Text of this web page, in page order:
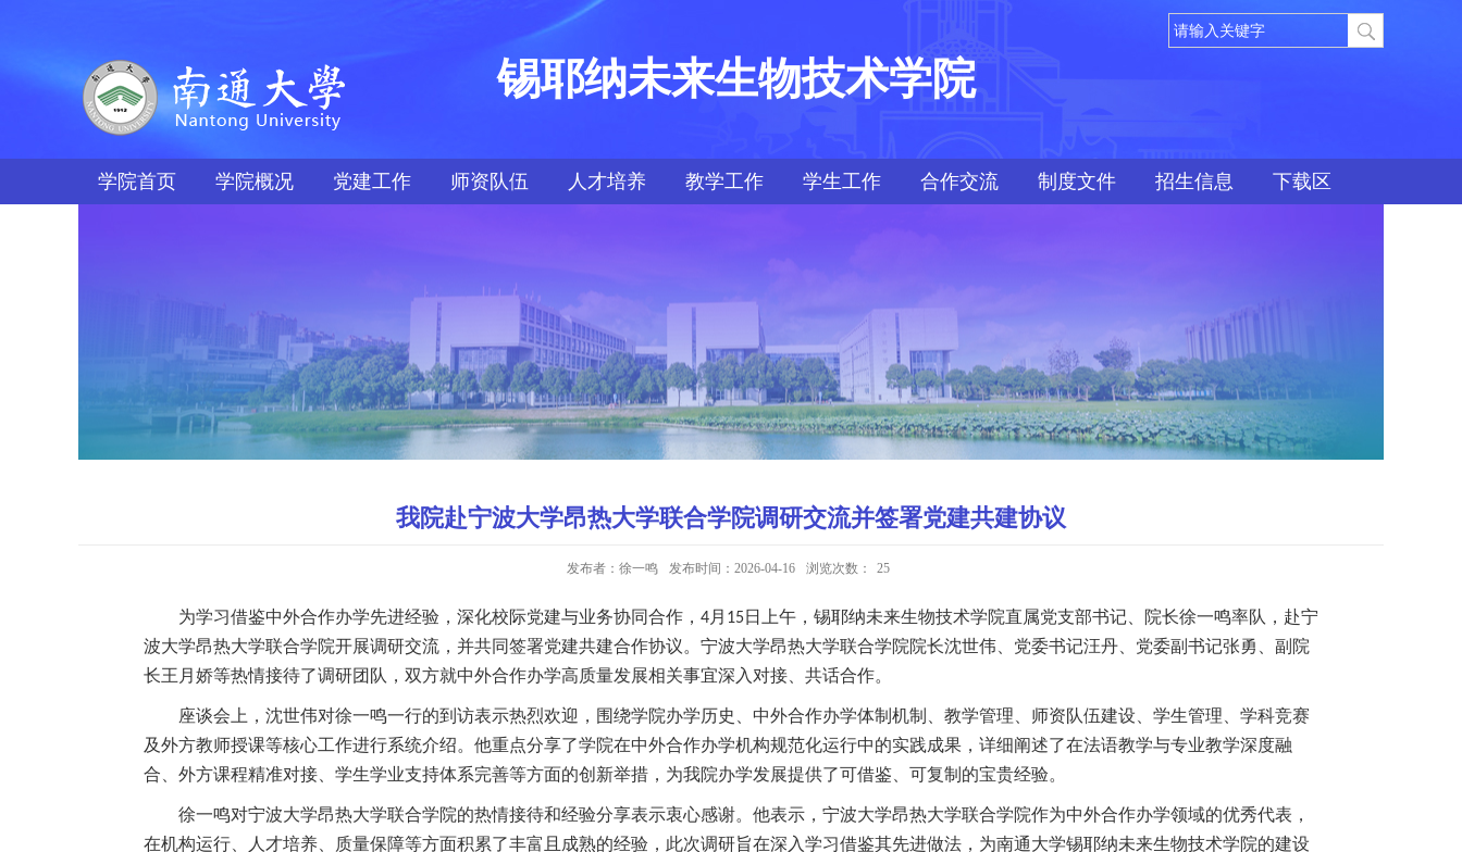
锡耶纳未来生物技术学院
学院首页 学院概况 党建工作 师资队伍 人才培养 教学工作 学生工作 合作交流 制度文件 招生信息 下载区
我院赴宁波大学昂热大学联合学院调研交流并签署党建共建协议
发布者：徐一鸣 发布时间：2026-04-16 浏览次数： 25
为学习借鉴中外合作办学先进经验，深化校际党建与业务协同合作， 4月 15日上午，锡耶纳未来生物技术学院直属党支部书记、院长徐一鸣率队，赴宁
波大学昂热大学联合学院开展调研交流，并共同签署党建共建合作协议。宁波大学昂热大学联合学院院长沈世伟、党委书记汪丹、党委副书记张勇、副院
长王月娇等热情接待了调研团队 ，双方就中外合作办学高质量发展相关事宜深入对接、共话合作。
座谈会上，沈世伟对徐一鸣一行的到访表示热烈欢迎，围绕学院办学历史、中外合作办学体制机制、教学管理、师资队伍建设、学生管理、学科竞赛
及外方教师授课等核心工作进行系统介绍。他重点分享了学院在中外合作办学机构规范化运行中的实践成果，详细阐述了在法语教学与专业教学深度融
合、外方课程精准对接、学生学业支持体系完善等方面的创新举措，为我院办学发展提供了可借鉴、可复制的宝贵经验。
徐一鸣对宁波大学昂热大学联合学院的热情接待和经验分享表示衷心感谢。他表示，宁波大学昂热大学联合学院作为中外合作办学领域的优秀代表，
在机构运行、人才培养、质量保障等方面积累了丰富且成熟的经验，此次调研旨在深入学习借鉴其先进做法，为南通大学锡耶纳未来生物技术学院的建设